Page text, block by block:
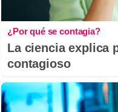
¿Por qué se contagia?
La ciencia explica
contagioso